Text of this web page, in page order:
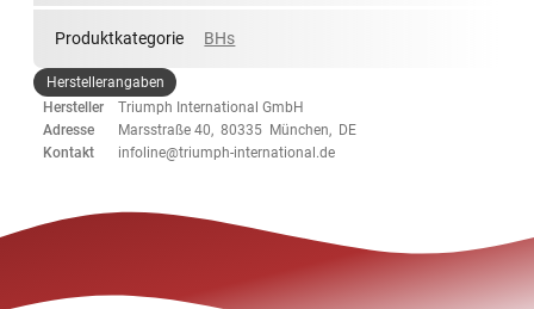
Produktkategorie BHs
Herstellerangaben
Hersteller
Triumph International GmbH
Adresse
Marsstraße 40, 80335 München, DE
Kontakt
infoline@triumph-international.de